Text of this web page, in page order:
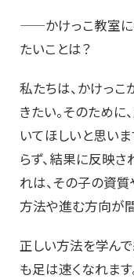
——かけっこ教室に
たいことは？
私たちは、かけっ
きたい。そのために
いてほしいと思い
らず、結果に反映さ
れは、その子の資
方法や進む方向が
正しい方法を学ん
も足は速くなれま